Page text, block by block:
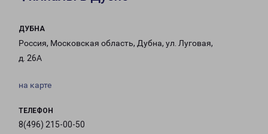
ДУБНА
Россия, Московская область, Дубна, ул. Луговая,
д. 26А
на карте
ТЕЛЕФОН
8(496) 215-00-50